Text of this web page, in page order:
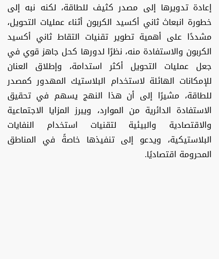
إعادة تدويرها إلى مصدر كثيف للطاقة، لكنه نبه إلى
خطورة انبعاث ثاني أكسيد الكربون أثناء عمليات التحويل،
مشددًا على أهمية تطوير تقنيات التقاط ثاني أكسيد
الكربون والاستفادة منه، نظرًا لدورها كحل جاهز قوي في
جعل عمليات التحويل أكثر استدامة، وإطلاق العنان
للإمكانات الهائلة لاستخدام البلاستيك المهدور كمصدر
للطاقة، مشيرًا إلى أن هذا النهج يسهم في تحقيق
الاستفادة الدائرية من الموارد، ويبرز المزايا الاجتماعية
والاقتصادية والبيئية لتقنيات استخدام النفايات
البلاستيكية، ويدعو إلى تنفيذها خاصةً في المناطق
المحرومة اقتصاديًا.